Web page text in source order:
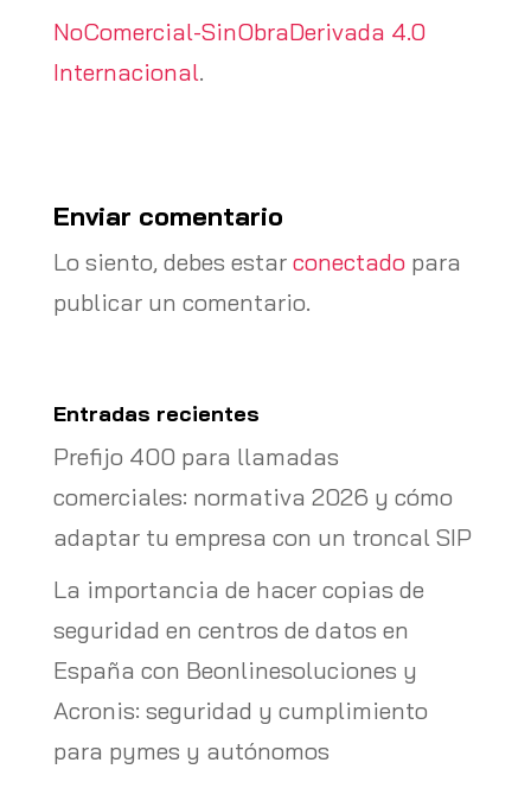
NoComercial-SinObraDerivada 4.0
Internacional.
Enviar comentario
Lo siento, debes estar conectadopara
publicar un comentario.
Entradas recientes
Prefijo 400 para llamadas
comerciales: normativa 2026 y cómo
adaptar tu empresa con un troncal SIP
La importancia de hacer copias de
seguridad en centros de datos en
España con Beonlinesoluciones y
Acronis: seguridad y cumplimiento
para pymes y autónomos